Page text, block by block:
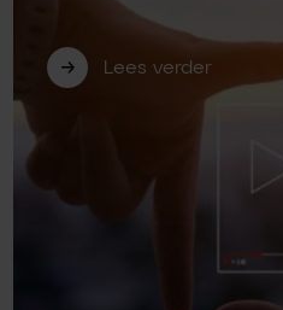
Analytics 4
Lees verder